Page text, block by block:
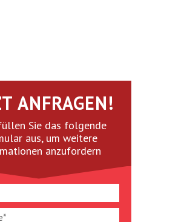
ANFRAGEN!
Sie das folgende
aus, um weitere
anzufordern